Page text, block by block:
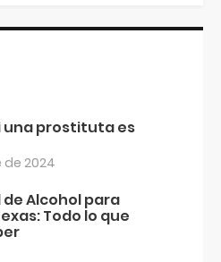
una prostituta es
de 2024
de Alcohol para
Todo lo que